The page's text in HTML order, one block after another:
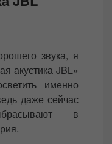
звука, я
акустика JBL»
именно
даже сейчас
в